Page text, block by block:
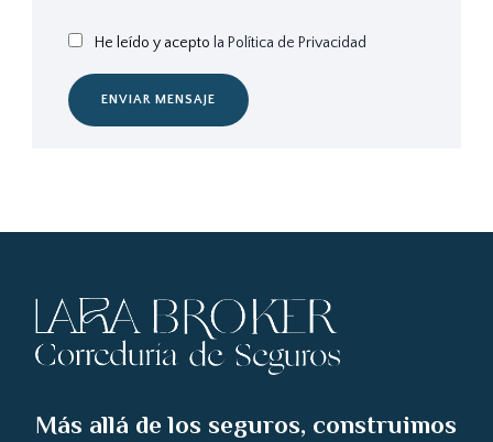
He leído y acepto la Política de Privacidad
ENVIAR MENSAJE
Más allá de los seguros, construimos